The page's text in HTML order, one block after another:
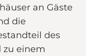
an Gäste
die
des
zu einem